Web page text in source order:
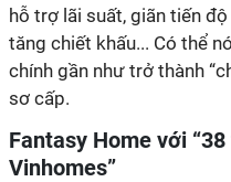
hỗ trợ lãi suất, giãn tiến
tăng chiết khấu... Có thể
chính gần như trở thành
sơ cấp.
Fantasy Home với
Vinhomes”